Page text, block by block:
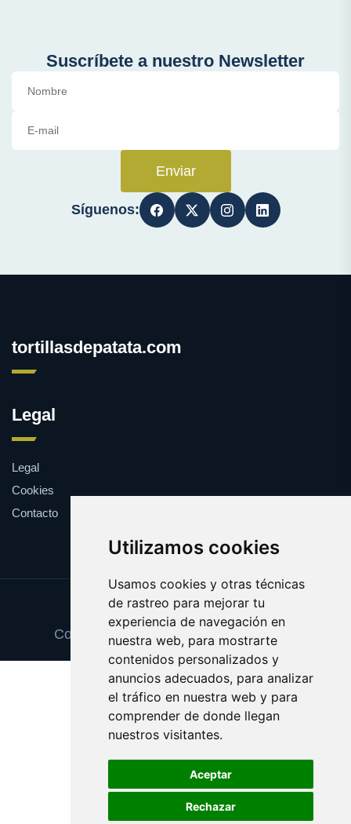
Utilizamos cookies
Usamos cookies y otras técnicas
de rastreo para mejorar tu
experiencia de navegación en
nuestra web, para mostrarte
contenidos personalizados y
anuncios adecuados, para analizar
el tráfico en nuestra web y para
comprender de donde llegan
nuestros visitantes.
Aceptar
Rechazar
Suscríbete a nuestro Newsletter
Enviar
Síguenos:
tortillasdepatata.com
Legal
Legal
Cookies
Contacto
Update cookies preferences
Copyright © 2025 tortillasdepatata.com